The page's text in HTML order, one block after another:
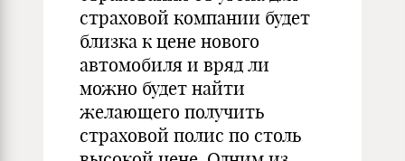
страховой компании будет
близка к цене нового
автомобиля и вряд ли
можно будет найти
желающего получить
страховой полис по столь